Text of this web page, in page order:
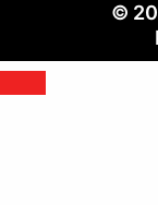
©
Close